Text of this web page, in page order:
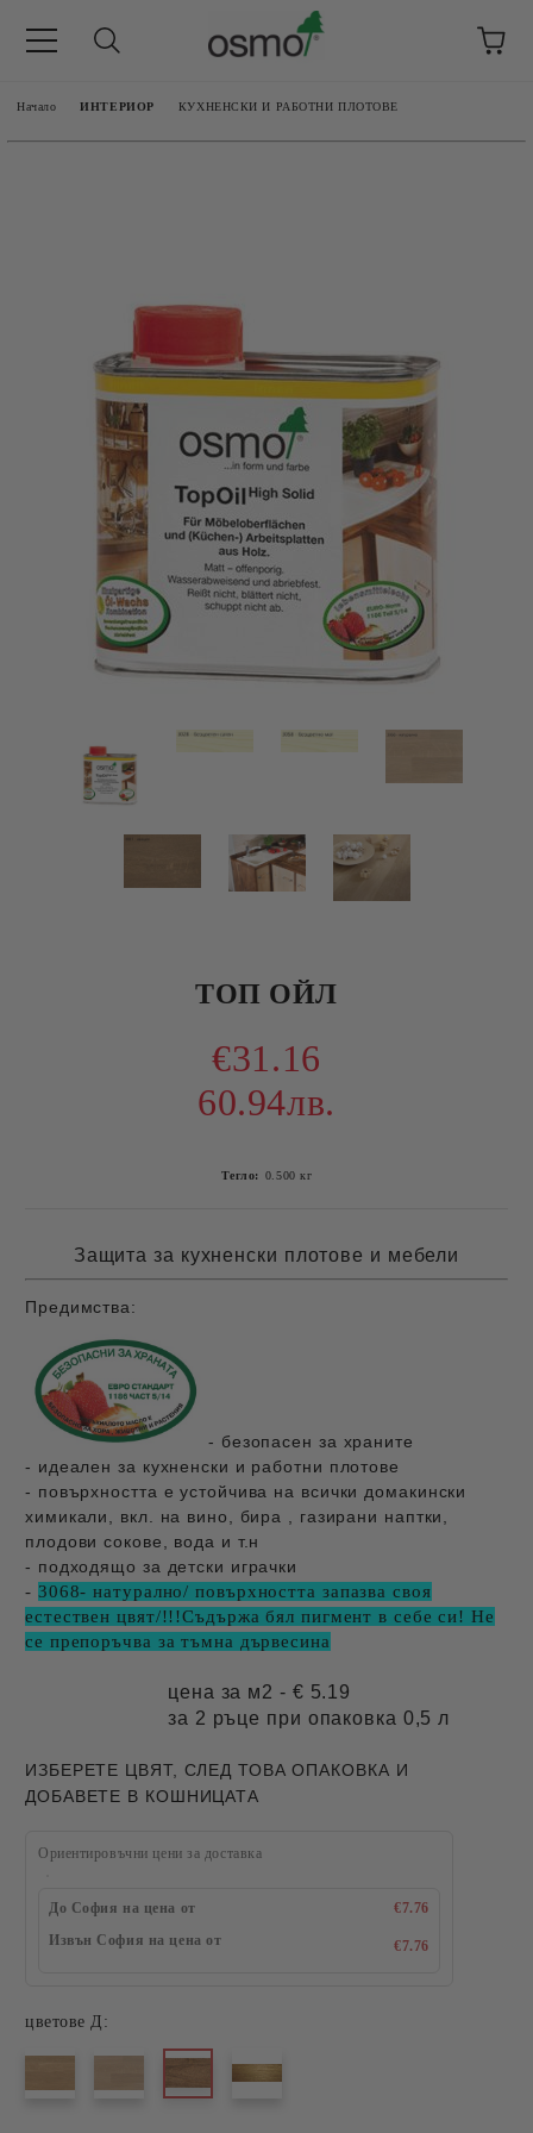
Начало ИНТЕРИОР КУХНЕНСКИ И РАБОТНИ ПЛОТОВЕ
ТОП ОЙЛ
€31.16
60.94лв.
Тегло: 0.500 кг
Защита за кухненски плотове и мебели
Предимства:
- безопасен за храните
- идеален за кухненски и работни плотове
- повърхността е устойчива на всички домакински
химикали, вкл. на вино, бира , газирани наптки,
плодови сокове, вода и т.н
- подходящо за детски играчки
- 3068- натурално/ повърхността запазва своя
естествен цвят/!!!Съдържа бял пигмент в себе си! Не
се препоръчва за тъмна дървесина
цена за м2 - € 5.19
за 2 ръце при опаковка 0,5 л
ИЗБЕРЕТЕ ЦВЯТ, СЛЕД ТОВА ОПАКОВКА И
ДОБАВЕТЕ В КОШНИЦАТА
Ориентировъчни цени за доставка
До София на цена от
€7.76
Извън София на цена от
€7.76
цветове Д: